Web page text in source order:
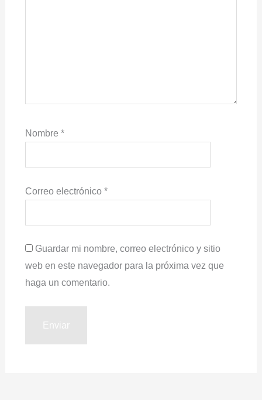
Nombre *
Correo electrónico *
Guardar mi nombre, correo electrónico y sitio
web en este navegador para la próxima vez que
haga un comentario.